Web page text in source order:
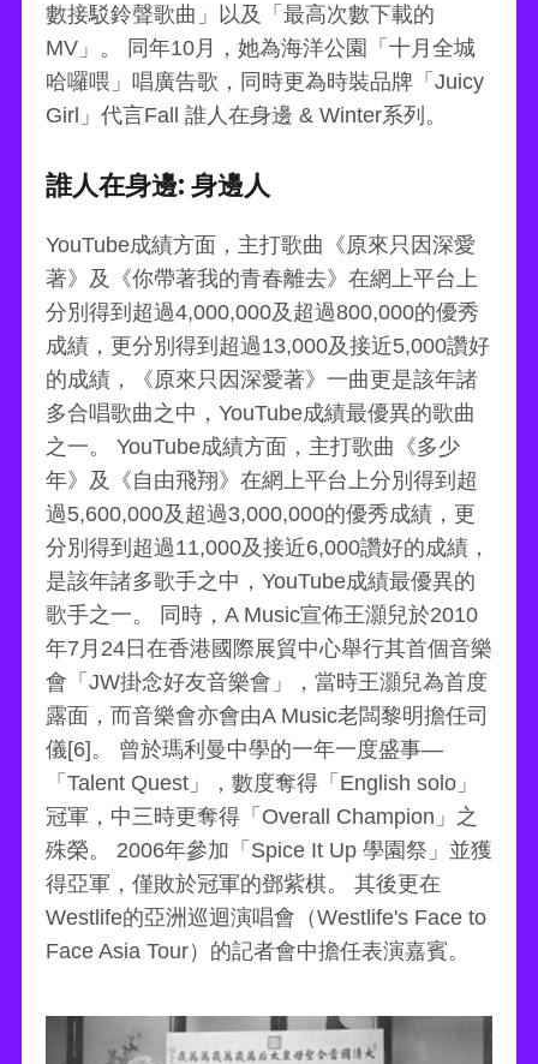
數接駁鈴聲歌曲」以及「最高次數下載的
MV」。 同年10月，她為海洋公園「十月全城
哈囉喂」唱廣告歌，同時更為時裝品牌「Juicy
Girl」代言Fall 誰人在身邊 & Winter系列。
誰人在身邊: 身邊人
YouTube成績方面，主打歌曲《原來只因深愛
著》及《你帶著我的青春離去》在網上平台上
分別得到超過4,000,000及超過800,000的優秀
成績，更分別得到超過13,000及接近5,000讚好
的成績，《原來只因深愛著》一曲更是該年諸
多合唱歌曲之中，YouTube成績最優異的歌曲
之一。 YouTube成績方面，主打歌曲《多少
年》及《自由飛翔》在網上平台上分別得到超
過5,600,000及超過3,000,000的優秀成績，更
分別得到超過11,000及接近6,000讚好的成績，
是該年諸多歌手之中，YouTube成績最優異的
歌手之一。 同時，A Music宣佈王灝兒於2010
年7月24日在香港國際展貿中心舉行其首個音樂
會「JW掛念好友音樂會」，當時王灝兒為首度
露面，而音樂會亦會由A Music老闆黎明擔任司
儀[6]。 曾於瑪利曼中學的一年一度盛事—
「Talent Quest」，數度奪得「English solo」
冠軍，中三時更奪得「Overall Champion」之
殊榮。 2006年參加「Spice It Up 學園祭」並獲
得亞軍，僅敗於冠軍的鄧紫棋。 其後更在
Westlife的亞洲巡迴演唱會（Westlife's Face to
Face Asia Tour）的記者會中擔任表演嘉賓。